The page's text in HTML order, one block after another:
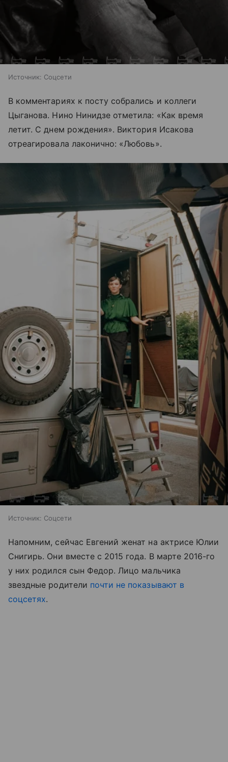
Источник: Соцсети
В комментариях к посту собрались и коллеги
Цыганова. Нино Нинидзе отметила: «Как время
летит. С днем рождения». Виктория Исакова
отреагировала лаконично: «Любовь».
Источник: Соцсети
Напомним, сейчас Евгений женат на актрисе Юлии
Снигирь. Они вместе с 2015 года. В марте 2016-го
у них родился сын Федор. Лицо мальчика
звездные родители почти не показывают в
соцсетях.